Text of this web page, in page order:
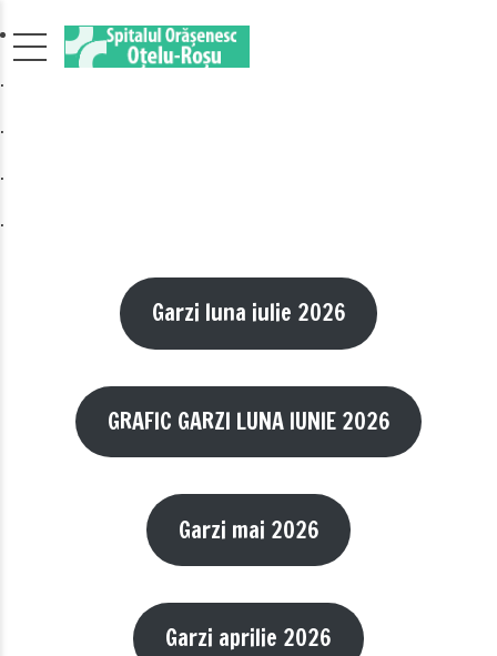
.
.
.
.
Garzi luna iulie 2026
GRAFIC GARZI LUNA IUNIE 2026
Garzi mai 2026
Garzi aprilie 2026